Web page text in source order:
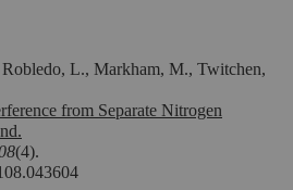
L., Markham, M., Twitchen,
from Separate Nitrogen
(4).